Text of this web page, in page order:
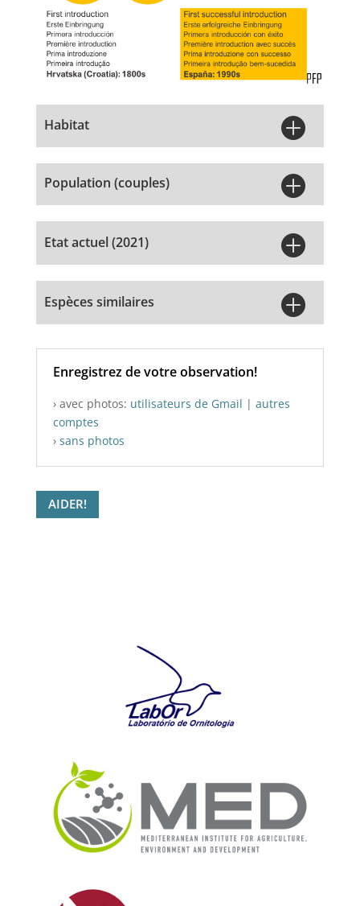
Habitat 
Population (couples) 
Etat actuel (2021) 
Espèces similaires 
Enregistrez de votre observation!
› avec photos: utilisateurs de Gmail | autres
comptes
› sans photos
AIDER!